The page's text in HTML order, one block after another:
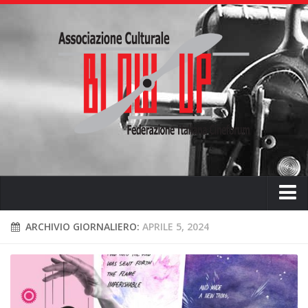
Home
L’ associazione
L’attività didattica
ARCHIVIO GIORNALIERO: APRILE 5, 2024